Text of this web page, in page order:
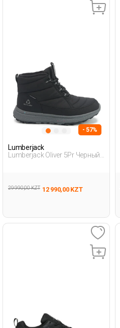
- 57%
Lumberjack
Lumberjack Oliver 5Pr Черный
29 990,00 KZT 12 990,00 KZT